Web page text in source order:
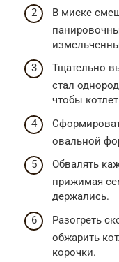
В миске
Тщательно
стал
чтобы
овальной
Обвалять
прижимая
держались.
Разогреть
обжарить
корочки.